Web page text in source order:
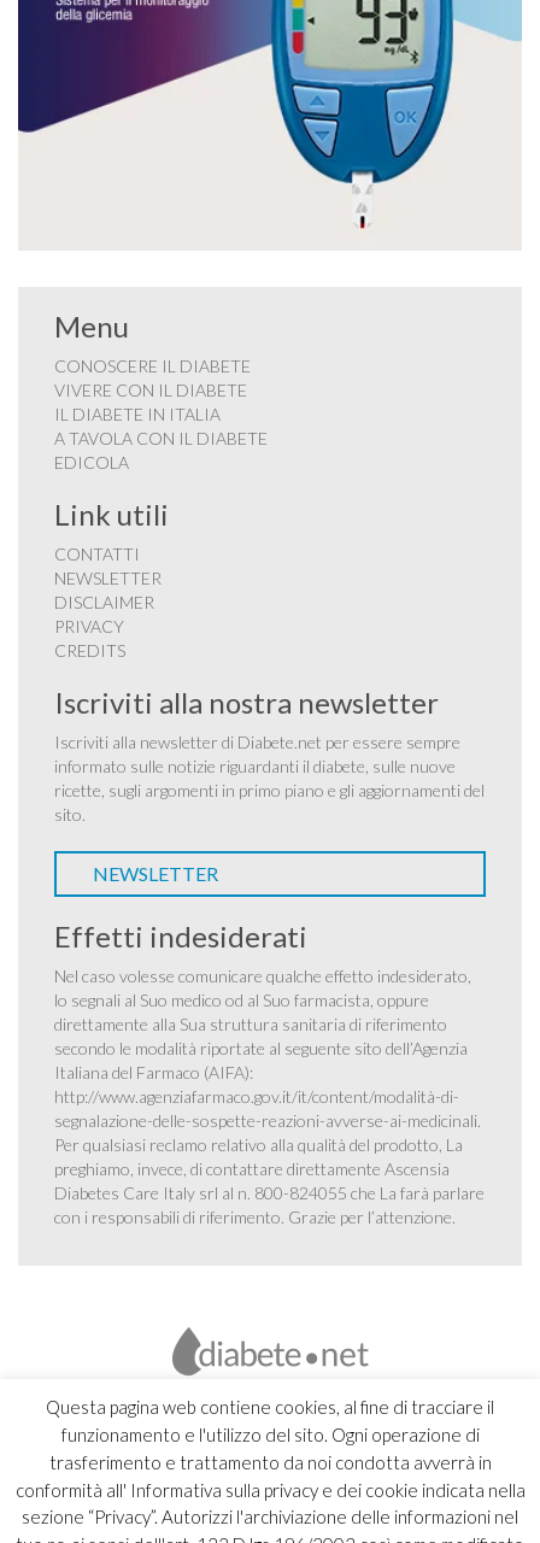
Questa pagina web contiene cookies, al fine di tracciare il
funzionamento e l'utilizzo del sito. Ogni operazione di
trasferimento e trattamento da noi condotta avverrà in
conformità all' Informativa sulla privacy e dei cookie indicata nella
sezione “Privacy”. Autorizzi l'archiviazione delle informazioni nel
Menu
CONOSCERE IL DIABETE
VIVERE CON IL DIABETE
IL DIABETE IN ITALIA
A TAVOLA CON IL DIABETE
EDICOLA
Link utili
CONTATTI
NEWSLETTER
DISCLAIMER
PRIVACY
CREDITS
Iscriviti alla nostra newsletter
Iscriviti alla newsletter di Diabete.net per essere sempre
informato sulle notizie riguardanti il diabete, sulle nuove
ricette, sugli argomenti in primo piano e gli aggiornamenti del
sito.
NEWSLETTER
Effetti indesiderati
Nel caso volesse comunicare qualche effetto indesiderato,
lo segnali al Suo medico od al Suo farmacista, oppure
direttamente alla Sua struttura sanitaria di riferimento
secondo le modalità riportate al seguente sito dell’Agenzia
Italiana del Farmaco (AIFA):
http://www.agenziafarmaco.gov.it/it/content/modalità-di-
segnalazione-delle-sospette-reazioni-avverse-ai-medicinali.
Per qualsiasi reclamo relativo alla qualità del prodotto, La
preghiamo, invece, di contattare direttamente Ascensia
Diabetes Care Italy srl al n. 800-824055 che La farà parlare
con i responsabili di riferimento. Grazie per l’attenzione.